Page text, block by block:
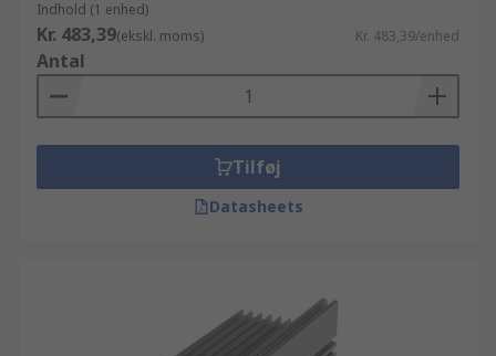
Indhold (1 enhed)
Kr. 483,39(ekskl. moms) Kr. 483,39/enhed
Antal
Tilføj
Datasheets